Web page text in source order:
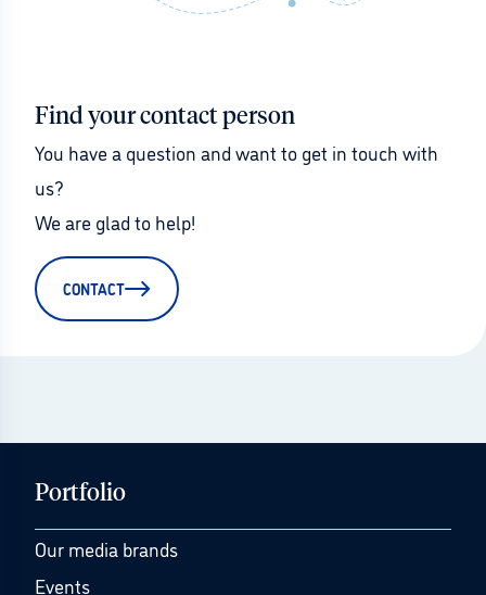
Find your contact person
You have a question and want to get in touch with
us?
We are glad to help!
CONTACT
Portfolio
Our media brands
Events